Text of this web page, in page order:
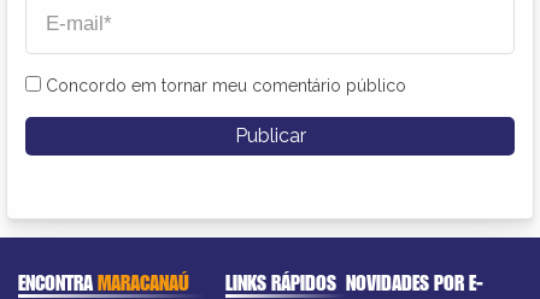
Concordo em tornar meu comentário público
ENCONTRAMARACANAÚ LINKS RÁPIDOS NOVIDADES POR E-